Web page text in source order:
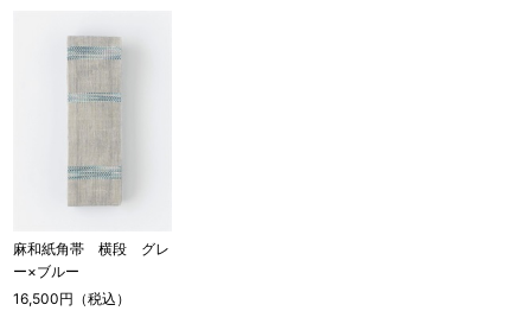
麻和紙角帯 横段 グレ
ー×ブルー
16,500円（税込）